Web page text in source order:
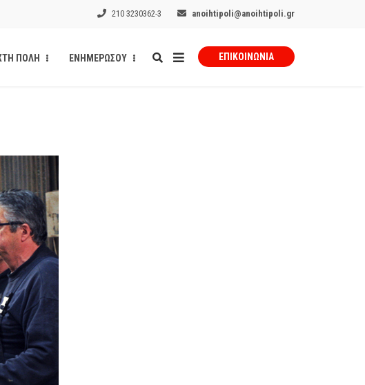
210 3230362-3 anoihtipoli@anoihtipoli.gr
ΠΟΛΗ ΕΝΗΜΕΡΩΣΟΥ ΕΠΙΚΟΙΝΩΝΊΑ